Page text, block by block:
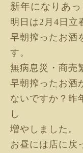
新年になりあ
明日は2月4日立
早朝搾ったお酒
す。
無病息災・商売
早朝搾ったお酒
ないですか？ 昨
し
増やしました。
お昼には店に戻